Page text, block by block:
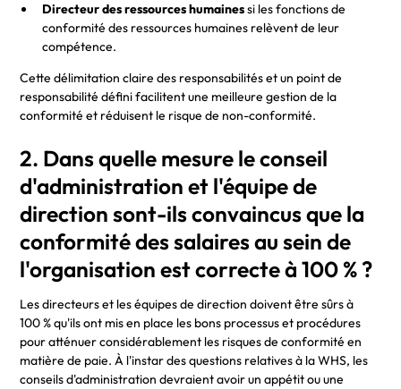
Directeur des ressources humainessi les fonctions de
conformité des ressources humaines relèvent de leur
compétence.
Cette délimitation claire des responsabilités et un point de
responsabilité défini facilitent une meilleure gestion de la
conformité et réduisent le risque de non-conformité.
2. Dans quelle mesure le conseil
d'administration et l'équipe de
direction sont-ils convaincus que la
conformité des salaires au sein de
l'organisation est correcte à 100 % ?
Les directeurs et les équipes de direction doivent être sûrs à
100 % qu'ils ont mis en place les bons processus et procédures
pour atténuer considérablement les risques de conformité en
matière de paie. À l'instar des questions relatives à la WHS, les
conseils d'administration devraient avoir un appétit ou une